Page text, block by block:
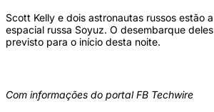
Scott Kelly e dois astronautas russos estão
espacial russa Soyuz. O desembarque
previsto para o início desta noite.
Com informações do portal FB Techwire